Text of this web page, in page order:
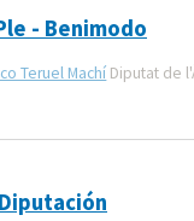
- Benimodo
Teruel Machí Diputat de